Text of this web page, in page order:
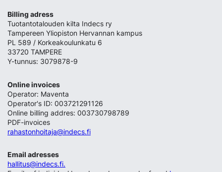
Billing adress
Tuotantotalouden kilta Indecs ry
Tampereen Yliopiston Hervannan kampus
PL 589 / Korkeakoulunkatu 6
33720 TAMPERE
Y-tunnus: 3079878-9
Online invoices
Operator: Maventa
Operator's ID: 003721291126
Online billing addres: 003730798789
PDF-invoices
rahastonhoitaja@indecs.fi
Email adresses
hallitus@indecs.fi.